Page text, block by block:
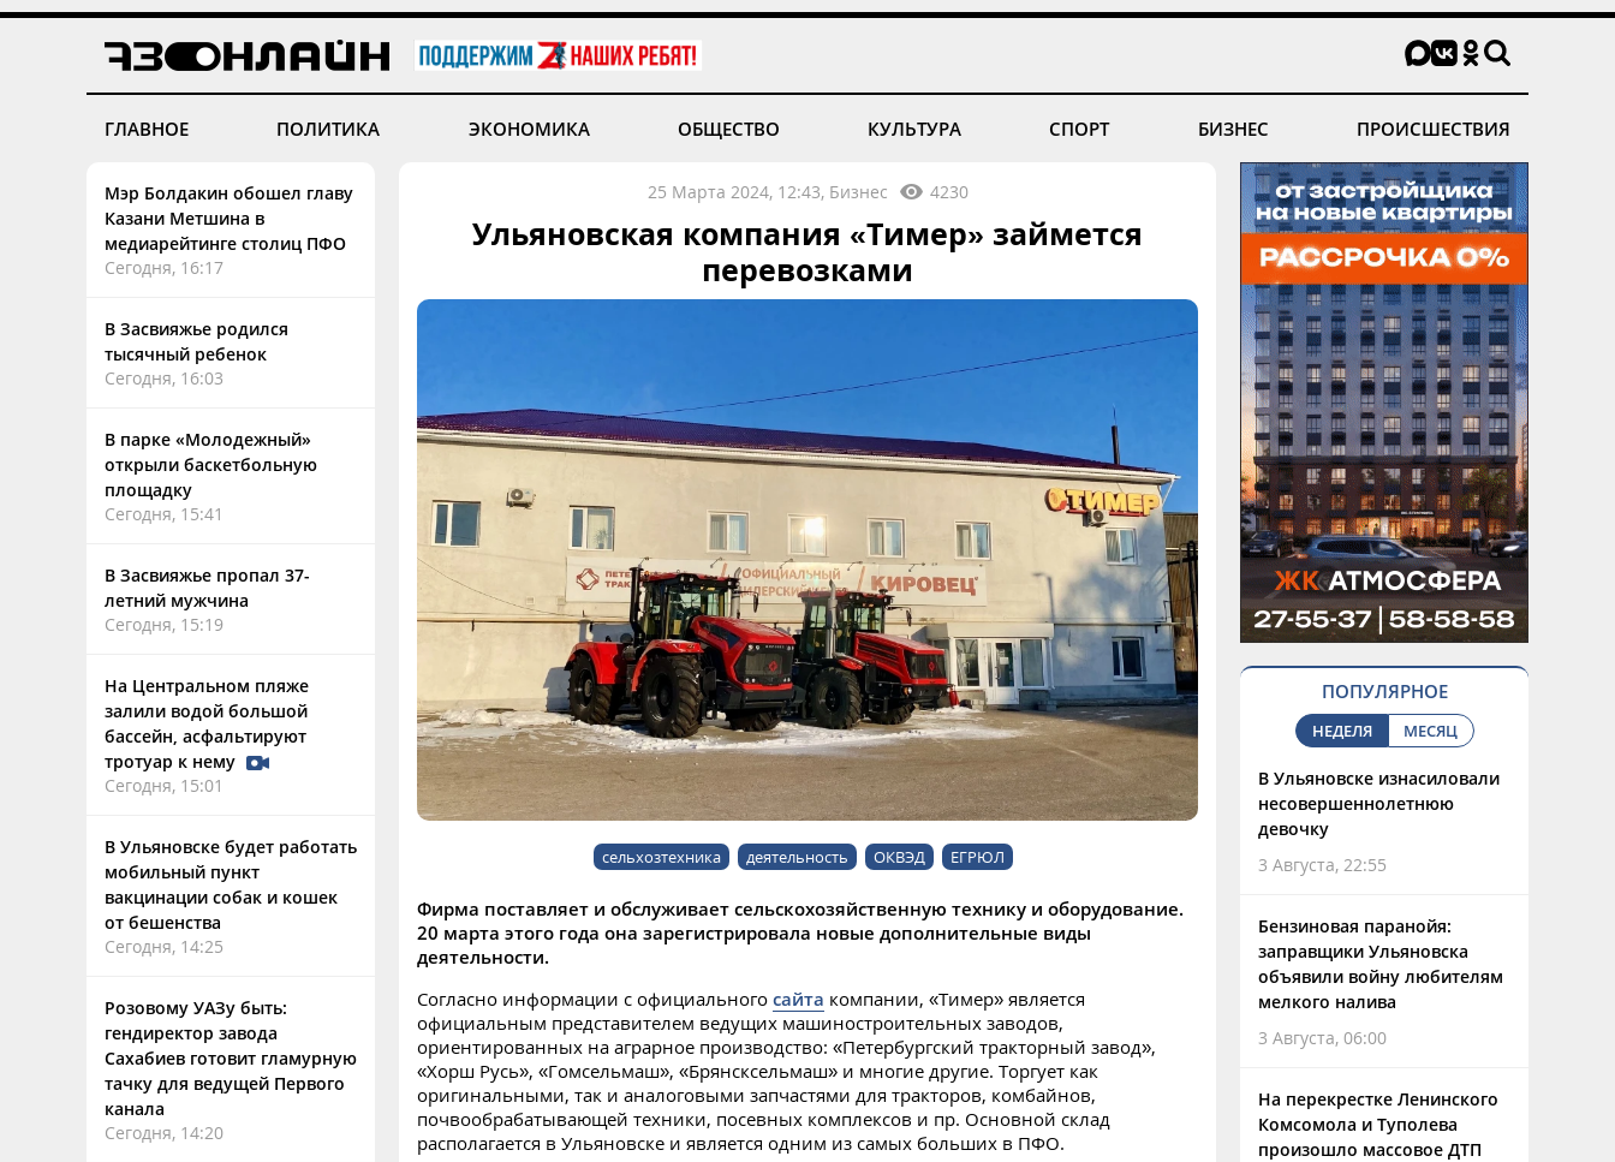
ГЛАВНОЕ ПОЛИТИКА ЭКОНОМИКА ОБЩЕСТВО КУЛЬТУРА СПОРТ БИЗНЕС ПРОИСШЕСТВИЯ
Мэр Болдакин обошел главу
Казани Метшина в
медиарейтинге столиц ПФО
Сегодня, 16:17
В Засвияжье родился
тысячный ребенок
Сегодня, 16:03
В парке «Молодежный»
открыли баскетбольную
площадку
Сегодня, 15:41
В Засвияжье пропал 37-
летний мужчина
Сегодня, 15:19
На Центральном пляже
залили водой большой
бассейн, асфальтируют
тротуар к нему
Сегодня, 15:01
В Ульяновске будет работать
мобильный пункт
вакцинации собак и кошек
от бешенства
Сегодня, 14:25
Розовому УАЗу быть:
гендиректор завода
Сахабиев готовит гламурную
тачку для ведущей Первого
канала
Сегодня, 14:20
25 Марта 2024, 12:43, Бизнес 4230
Ульяновская компания «Тимер» займется
перевозками
сельхозтехника деятельность ОКВЭД ЕГРЮЛ
Фирма поставляет и обслуживает сельскохозяйственную технику и оборудование.
20 марта этого года она зарегистрировала новые дополнительные виды
деятельности.
Согласно информации с официального сайта компании, «Тимер» является
официальным представителем ведущих машиностроительных заводов,
ориентированных на аграрное производство: «Петербургский тракторный завод»,
«Хорш Русь», «Гомсельмаш», «Брянсксельмаш» и многие другие. Торгует как
оригинальными, так и аналоговыми запчастями для тракторов, комбайнов,
почвообрабатывающей техники, посевных комплексов и пр. Основной склад
располагается в Ульяновске и является одним из самых больших в ПФО.
ПОПУЛЯРНОЕ
НЕДЕЛЯ МЕСЯЦ
В Ульяновске изнасиловали
несовершеннолетнюю
девочку
3 Августа, 22:55
Бензиновая паранойя:
заправщики Ульяновска
объявили войну любителям
мелкого налива
3 Августа, 06:00
На перекрестке Ленинского
Комсомола и Туполева
произошло массовое ДТП